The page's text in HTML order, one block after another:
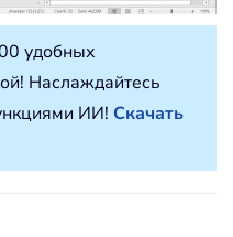
удобных
Наслаждайтесь
ИИ! Скачать